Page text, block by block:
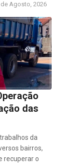
de Agosto, 2026
das
da
bairros,
recuperar o